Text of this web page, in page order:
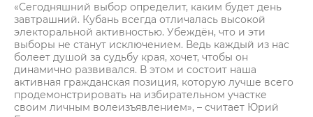
«Сегодняшний выбор определит, каким будет день
завтрашний. Кубань всегда отличалась высокой
электоральной активностью. Убеждён, что и эти
выборы не станут исключением. Ведь каждый из нас
болеет душой за судьбу края, хочет, чтобы он
динамично развивался. В этом и состоит наша
активная гражданская позиция, которую лучше всего
продемонстрировать на избирательном участке
своим личным волеизъявлением», – считает Юрий